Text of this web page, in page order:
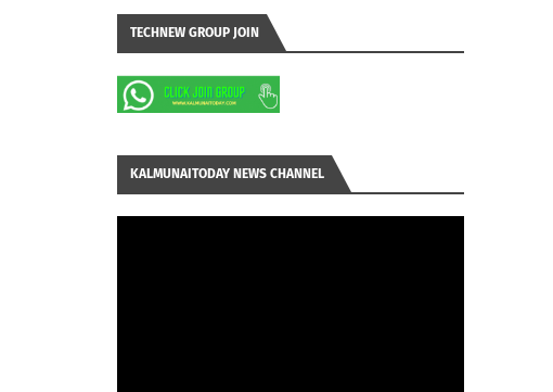
TECHNEW GROUP JOIN
KALMUNAITODAY NEWS CHANNEL